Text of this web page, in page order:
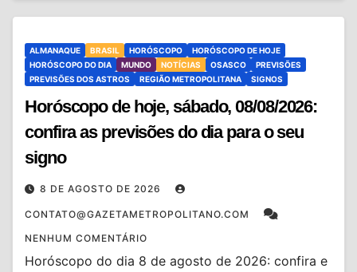
ALMANAQUE BRASIL HORÓSCOPO
HORÓSCOPO DE HOJE
HORÓSCOPO DO DIA
MUNDO NOTÍCIAS OSASCO
PREVISÕES
PREVISÕES DOS ASTROS
REGIÃO METROPOLITANA SIGNOS
Horóscopo de hoje, sábado, 08/08/2026:
confira as previsões do dia para o seu
signo
8 DE AGOSTO DE 2026
CONTATO@GAZETAMETROPOLITANO.COM
NENHUM COMENTÁRIO
Horóscopo do dia 8 de agosto de 2026: confira e